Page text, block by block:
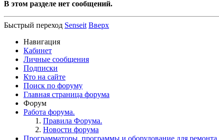
В этом разделе нет сообщений.
Быстрый переход Senseit Вверх
Навигация
Кабинет
Личные сообщения
Подписки
Кто на сайте
Поиск по форуму
Главная страница форума
Форум
Работа форума.
Правила Форума.
Новости форума
Программаторы, программы и оборудование для ремонта.